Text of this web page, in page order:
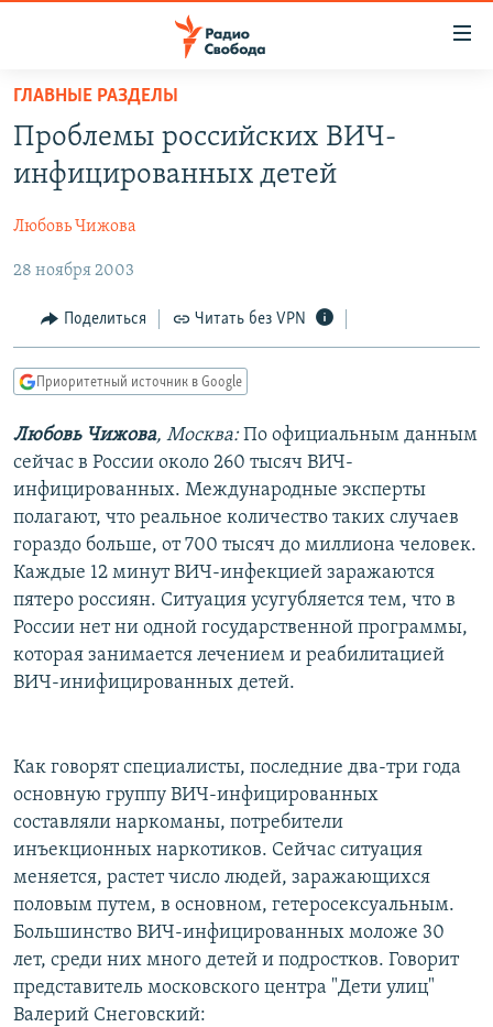
упрощенного
доступа
Вернуться
основному
Вернутся
главной
навигации
Вернутся
поиску
ПРОГРАММЫ
ПОДКАСТЫ
АВТОРСКИЕ ПРОЕКТЫ
ЦИТАТЫ СВОБОДЫ
МНЕНИЯ
КУЛЬТУРА
IDEL.РЕАЛИИ
КАВКАЗ.РЕАЛИИ
СЕВЕР.РЕАЛИИ
СИБИРЬ.РЕАЛИИ
РАСПИСАНИЕ ВЕЩАНИЯ
ПОДПИШИТЕСЬ НА РАССЫЛКУ
СОЦИАЛЬНЫЕ СЕТИ
Все сайты РСЕ/РС
ГЛАВНЫЕ РАЗДЕЛЫ
Проблемы российских ВИЧ-
инфицированных детей
Любовь Чижова
28 ноября 2003
Поделиться Читать без VPN
Приоритетный источник в Google
Любовь Чижова, Москва:По официальным данным
сейчас в России около 260 тысяч ВИЧ-
инфицированных. Международные эксперты
полагают, что реальное количество таких случаев
гораздо больше, от 700 тысяч до миллиона человек.
Каждые 12 минут ВИЧ-инфекцией заражаются
пятеро россиян. Ситуация усугубляется тем, что в
России нет ни одной государственной программы,
которая занимается лечением и реабилитацией
ВИЧ-инифицированных детей.
Как говорят специалисты, последние два-три года
основную группу ВИЧ-инфицированных
составляли наркоманы, потребители
инъекционных наркотиков. Сейчас ситуация
меняется, растет число людей, заражающихся
половым путем, в основном, гетеросексуальным.
Большинство ВИЧ-инфицированных моложе 30
лет, среди них много детей и подростков. Говорит
представитель московского центра "Дети улиц"
Валерий Снеговский: